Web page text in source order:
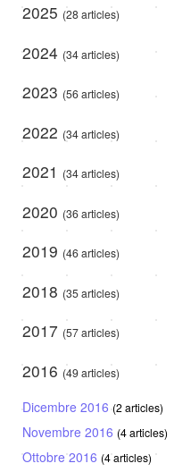
2025 (28 articles)
2024 (34 articles)
2023 (56 articles)
2022 (34 articles)
2021 (34 articles)
2020 (36 articles)
2019 (46 articles)
2018 (35 articles)
2017 (57 articles)
2016 (49 articles)
Dicembre 2016 (2 articles)
Novembre 2016 (4 articles)
Ottobre 2016 (4 articles)